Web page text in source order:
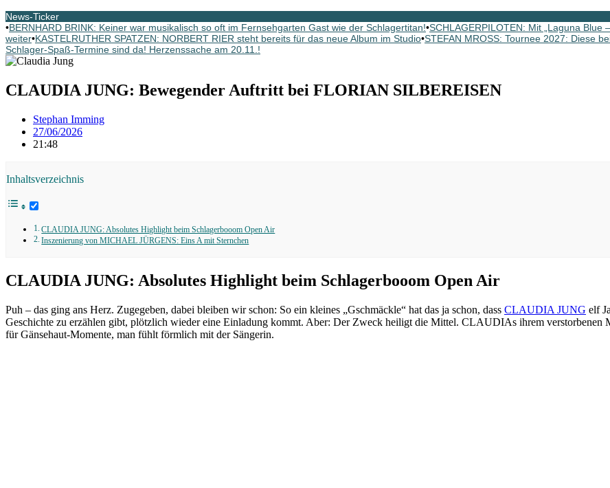
News-Ticker
•BERNHARD BRINK: Keiner war musikalisch so oft im Fernsehgarten Gast wie der Schlagertitan!•SCHLAGERPILOTEN: Mit „Laguna
weiter•KASTELRUTHER SPATZEN: NORBERT RIER steht bereits für das neue Album im Studio•STEFAN MROSS: Tournee 2027: Diese
Schlager-Spaß-Termine sind da! Herzenssache am 20.11.!
CLAUDIA JUNG: Bewegender Auftritt bei FLORIAN SILBEREISEN
Stephan Imming
27/06/2026
21:48
Inhaltsverzeichnis
CLAUDIA JUNG: Absolutes Highlight beim Schlagerbooom Open Air
Inszenierung von MICHAEL JÜRGENS: Eins A mit Sternchen
CLAUDIA JUNG: Absolutes Highlight beim Schlagerbooom Open Air
Puh – das ging ans Herz. Zugegeben, dabei bleiben wir schon: So ein kleines „Gschmäckle“ hat das ja schon, dass CLAUDIA JUNG elf
Geschichte zu erzählen gibt, plötzlich wieder eine Einladung kommt. Aber: Der Zweck heiligt die Mittel. CLAUDIAs ihrem
für Gänsehaut-Momente, man fühlt förmlich mit der Sängerin.